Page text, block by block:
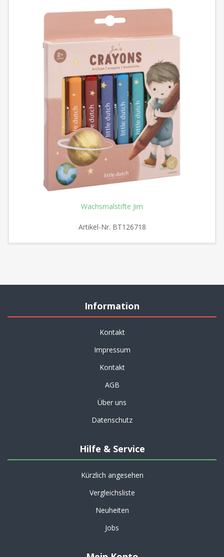
Wachsmalstifte Jim
Artikel-Nr. BT126718
Information
Kontakt
Impressum
Kontakt
AGB
Über uns
Datenschutz
Hilfe & Service
Kürzlich angesehen
Vergleichsliste
Neuheiten
Jobs